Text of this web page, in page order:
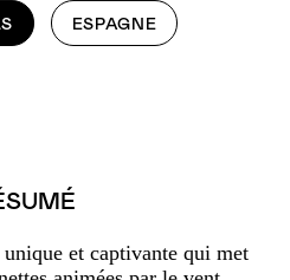
ESPAGNE
et captivante qui met